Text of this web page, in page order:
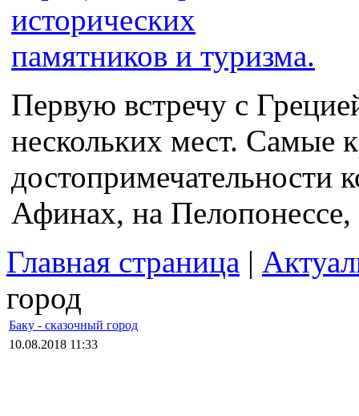
Первую встречу с
нескольких мест. Самые
достопримечательности
Афинах, на
Главная страница |
город
Баку - сказочный город
10.08.2018 11:33